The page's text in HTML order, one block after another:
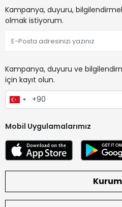
Kampanya, duyuru,
olmak istiyorum.
Kampanya, duyuru ve
için kayıt olun.
Mobil Uygulamalarımız